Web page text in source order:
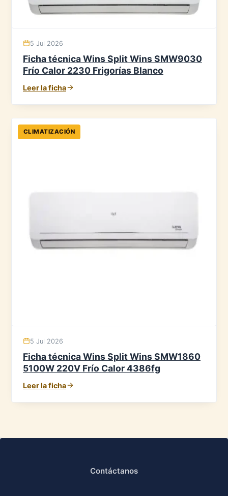
5 Jul 2026
Ficha técnica Wins Split Wins SMW9030
Frío Calor 2230 Frigorías Blanco
Leer la ficha
CLIMATIZACIÓN
5 Jul 2026
Ficha técnica Wins Split Wins SMW1860
5100W 220V Frío Calor 4386fg
Leer la ficha
Contáctanos